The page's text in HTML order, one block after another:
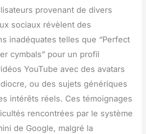
provenant de divers
sociaux révèlent des
inadéquates telles que “Perfect
cymbals” pour un profil
YouTube avec des avatars
ou des sujets génériques
intérêts réels. Ces témoignages
rencontrées par le système
de Google, malgré la